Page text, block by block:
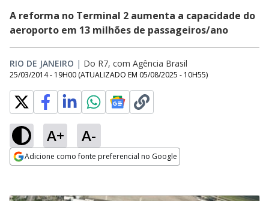
A reforma no Terminal 2 aumenta a capacidade do
aeroporto em 13 milhões de passageiros/ano
RIO DE JANEIRO | Do R7, com Agência Brasil
25/03/2014 - 19H00 (ATUALIZADO EM 05/08/2025 - 10H55)
A+ A-
Adicione como fonte preferencial no Google